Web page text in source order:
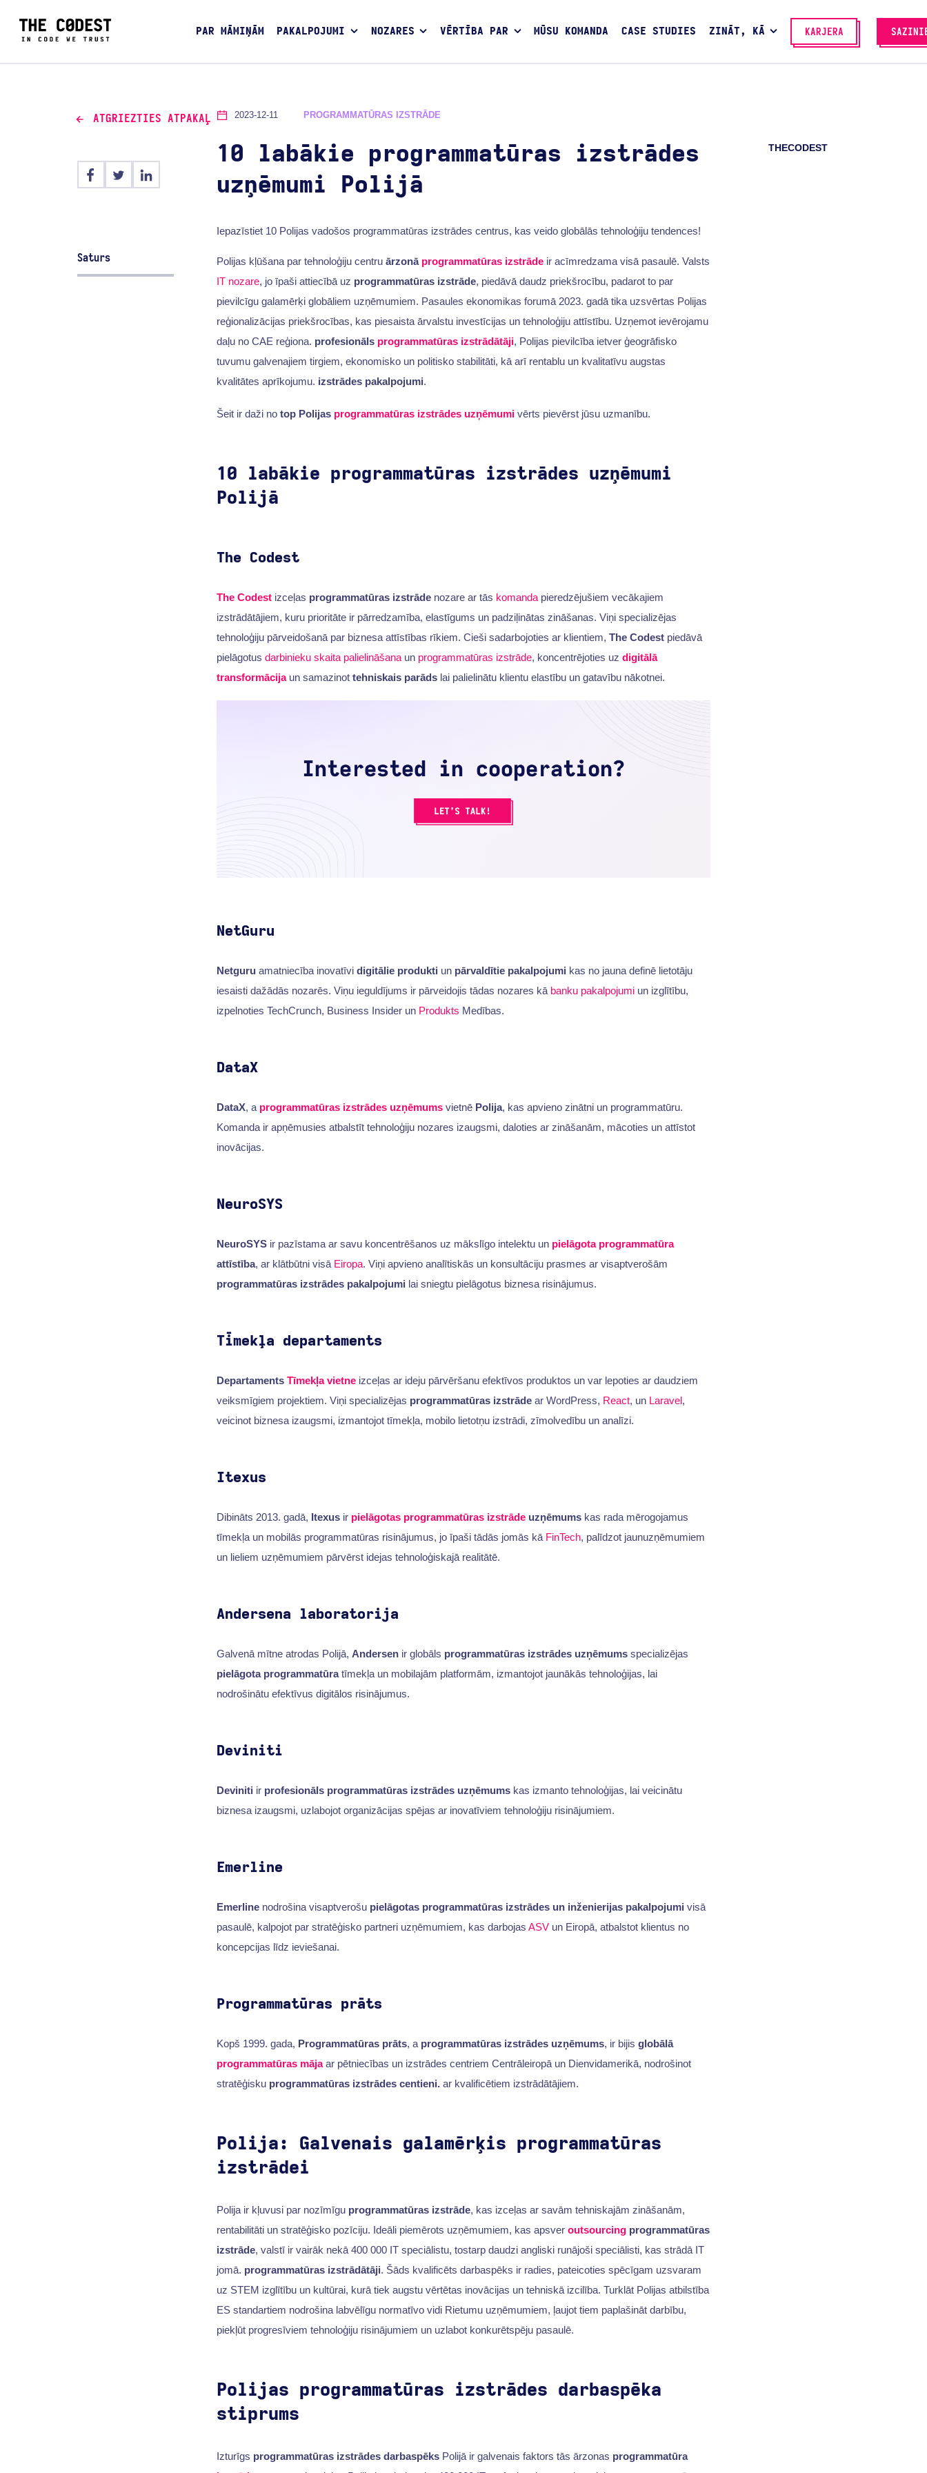
PAR MĀMIŅĀM PAKALPOJUMI NOZARES VĒRTĪBA PAR MŪSU KOMANDA CASE STUDIES ZINĀT, KĀ KARJERA
ATGRIEZTIES ATPAKAĻ
Saturs
2023-12-11 PROGRAMMATŪRAS IZSTRĀDE
10 labākie programmatūras izstrādes
uzņēmumi Polijā
THECODEST
Iepazīstiet 10 Polijas vadošos programmatūras izstrādes centrus, kas veido globālās tehnoloģiju tendences!
Polijas kļūšana par tehnoloģiju centru ārzonā programmatūras izstrādeir acīmredzama visā pasaulē. Valsts
IT nozare, jo īpaši attiecībā uz programmatūras izstrāde, piedāvā daudz priekšrocību, padarot to par
pievilcīgu galamērķi globāliem uzņēmumiem. Pasaules ekonomikas forumā 2023. gadā tika uzsvērtas Polijas
reģionalizācijas priekšrocības, kas piesaista ārvalstu investīcijas un tehnoloģiju attīstību. Uzņemot ievērojamu
daļu no CAE reģiona. profesionāls programmatūras izstrādātāji, Polijas pievilcība ietver ģeogrāfisko
tuvumu galvenajiem tirgiem, ekonomisko un politisko stabilitāti, kā arī rentablu un kvalitatīvu augstas
kvalitātes aprīkojumu. izstrādes pakalpojumi.
Šeit ir daži no top Polijas programmatūras izstrādes uzņēmumivērts pievērst jūsu uzmanību.
10 labākie programmatūras izstrādes uzņēmumi
Polijā
The Codest
The Codestizceļas programmatūras izstrādenozare ar tās komandapieredzējušiem vecākajiem
izstrādātājiem, kuru prioritāte ir pārredzamība, elastīgums un padziļinātas zināšanas. Viņi specializējas
tehnoloģiju pārveidošanā par biznesa attīstības rīkiem. Cieši sadarbojoties ar klientiem, The Codestpiedāvā
pielāgotus darbinieku skaita palielināšanaun programmatūras izstrāde, koncentrējoties uz digitālā
transformācijaun samazinot tehniskais parādslai palielinātu klientu elastību un gatavību nākotnei.
NetGuru
Netguru amatniecība inovatīvi digitālie produkti un pārvaldītie pakalpojumi kas no jauna definē lietotāju
iesaisti dažādās nozarēs. Viņu ieguldījums ir pārveidojis tādas nozares kā banku pakalpojumiun izglītību,
izpelnoties TechCrunch, Business Insider un Produkts Medības.
DataX
DataX, a programmatūras izstrādes uzņēmumsvietnē Polija, kas apvieno zinātni un programmatūru.
Komanda ir apņēmusies atbalstīt tehnoloģiju nozares izaugsmi, daloties ar zināšanām, mācoties un attīstot
inovācijas.
NeuroSYS
NeuroSYSir pazīstama ar savu koncentrēšanos uz mākslīgo intelektu un pielāgota programmatūra
attīstība, ar klātbūtni visā Eiropa. Viņi apvieno analītiskās un konsultāciju prasmes ar visaptverošām
programmatūras izstrādes pakalpojumi lai sniegtu pielāgotus biznesa risinājumus.
Tīmekļa departaments
Departaments Tīmekļa vietneizceļas ar ideju pārvēršanu efektīvos produktos un var lepoties ar daudziem
veiksmīgiem projektiem. Viņi specializējas programmatūras izstrādear WordPress, React, un Laravel,
veicinot biznesa izaugsmi, izmantojot tīmekļa, mobilo lietotņu izstrādi, zīmolvedību un analīzi.
Itexus
Dibināts 2013. gadā, Itexusir pielāgotas programmatūras izstrādeuzņēmumskas rada mērogojamus
tīmekļa un mobilās programmatūras risinājumus, jo īpaši tādās jomās kā FinTech, palīdzot jaunuzņēmumiem
un lieliem uzņēmumiem pārvērst idejas tehnoloģiskajā realitātē.
Andersena laboratorija
Galvenā mītne atrodas Polijā, Andersenir globāls programmatūras izstrādes uzņēmumsspecializējas
pielāgota programmatūratīmekļa un mobilajām platformām, izmantojot jaunākās tehnoloģijas, lai
nodrošinātu efektīvus digitālos risinājumus.
Deviniti
Deviniti ir profesionāls programmatūras izstrādes uzņēmumskas izmanto tehnoloģijas, lai veicinātu
biznesa izaugsmi, uzlabojot organizācijas spējas ar inovatīviem tehnoloģiju risinājumiem.
Emerline
Emerlinenodrošina visaptverošu pielāgotas programmatūras izstrādes un inženierijas pakalpojumi visā
pasaulē, kalpojot par stratēģisko partneri uzņēmumiem, kas darbojas ASVun Eiropā, atbalstot klientus no
koncepcijas līdz ieviešanai.
Programmatūras prāts
Kopš 1999. gada, Programmatūras prāts, a programmatūras izstrādes uzņēmums, ir bijis globālā
programmatūras mājaar pētniecības un izstrādes centriem Centrāleiropā un Dienvidamerikā, nodrošinot
stratēģisku programmatūras izstrādes centieni.ar kvalificētiem izstrādātājiem.
Polija: Galvenais galamērķis programmatūras
izstrādei
Polija ir kļuvusi par nozīmīgu programmatūras izstrāde, kas izceļas ar savām tehniskajām zināšanām,
rentabilitāti un stratēģisko pozīciju. Ideāli piemērots uzņēmumiem, kas apsver outsourcingprogrammatūras
izstrāde, valstī ir vairāk nekā 400 000 IT speciālistu, tostarp daudzi angliski runājoši speciālisti, kas strādā IT
jomā. programmatūras izstrādātāji. Šāds kvalificēts darbaspēks ir radies, pateicoties spēcīgam uzsvaram
uz STEM izglītību un kultūrai, kurā tiek augstu vērtētas inovācijas un tehniskā izcilība. Turklāt Polijas atbilstība
ES standartiem nodrošina labvēlīgu normatīvo vidi Rietumu uzņēmumiem, ļaujot tiem paplašināt darbību,
piekļūt progresīviem tehnoloģiju risinājumiem un uzlabot konkurētspēju pasaulē.
Polijas programmatūras izstrādes darbaspēka
stiprums
Izturīgs programmatūras izstrādes darbaspēksPolijā ir galvenais faktors tās ārzonas programmatūra